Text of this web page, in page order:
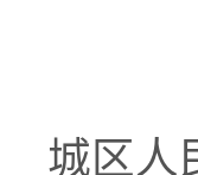
城区人